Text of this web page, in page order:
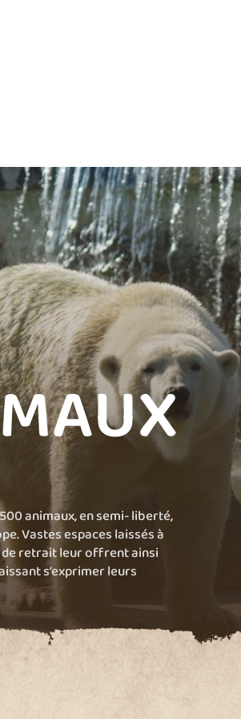
animaux, en semi- liberté,
Vastes espaces laissés à
de retrait leur offrent ainsi
s’exprimer leurs